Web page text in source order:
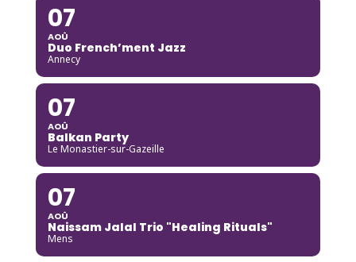
07
AOÛ
Duo French’ment Jazz
Annecy
07
AOÛ
Balkan Party
Le Monastier-sur-Gazeille
07
AOÛ
Naissam Jalal Trio "Healing Rituals"
Mens